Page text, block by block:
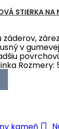
STIERKA NA
v
Rozmery: